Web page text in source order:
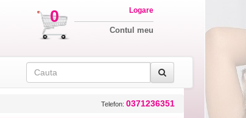
0 Logare
Contul meu
Telefon: 0371236351